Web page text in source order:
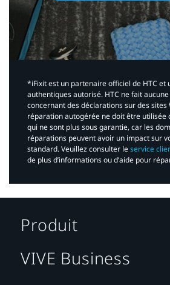
*iFixit est un partenaire officiel de HTC et
authentiques autorisé. HTC ne fait
concernant des déclarations sur des sites
réparation autogérée ne doit être utilisée
qui ne sont plus sous garantie, car les
réparations peuvent avoir un impact sur
standard. Veuillez consulter leservice
de plus d’informations ou d’aide pour
Produit
VIVE Business